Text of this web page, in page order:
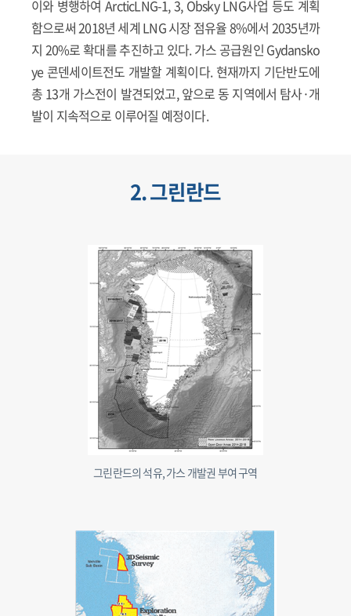
이와 병행하여 ArcticLNG-1, 3, Obsky LNG사업 등도 계획
함으로써 2018년 세계 LNG 시장 점유율 8%에서 2035년까
지 20%로 확대를 추진하고 있다. 가스 공급원인 Gydansko
ye 콘덴세이트전도 개발할 계획이다. 현재까지 기단반도에
총 13개 가스전이 발견되었고, 앞으로 동 지역에서 탐사·개
발이 지속적으로 이루어질 예정이다.
2. 그린란드
그린란드의 석유, 가스 개발권 부여 구역